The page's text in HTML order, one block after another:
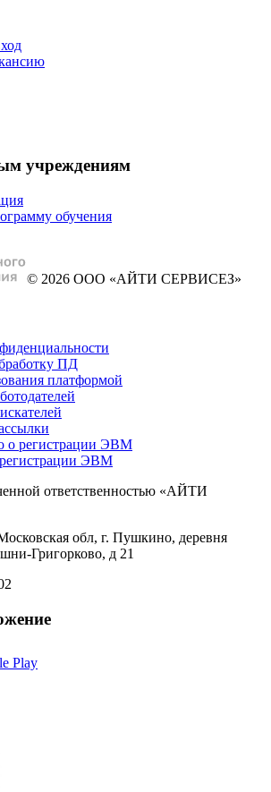
учреждениям
обучения
© 2026 ООО «АЙТИ СЕРВИСЕЗ»
ПД
платформой
о регистрации ЭВМ
ЭВМ
ответственностью «АЙТИ
обл, г. Пушкино, деревня
Григорково, д 21
Play